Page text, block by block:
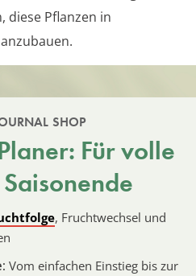
diese Pflanzen in
SHOP
Für volle
, Fruchtwechsel und
Vom einfachen Einstieg bis zur